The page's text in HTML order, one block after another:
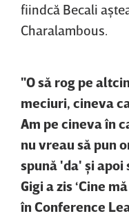
fiindcă Becali
Charalambous.
"O să rog pe
meciuri, cineva
Am pe cineva în
nu vreau să pun
spună 'da' şi apoi
Gigi a zis ‘Cine
în Conference